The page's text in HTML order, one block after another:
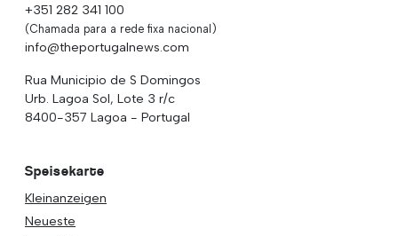
+351 282 341 100
(Chamada para a rede fixa nacional)
info@theportugalnews.com
Rua Municipio de S Domingos
Urb. Lagoa Sol, Lote 3 r/c
8400-357 Lagoa - Portugal
Speisekarte
Kleinanzeigen
Neueste